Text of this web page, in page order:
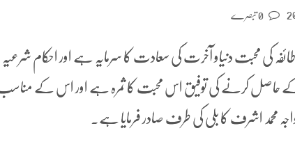
کی محبت دنیاو آخرت کی سعادت کا سرمایہ ہے اور احکام شرعیہ
کرنے کی توفیق اس محبت کا ثمرہ ہے اور اس کے مناسب بیان
محمد اشرف کا بلی کی طرف صادر فرمایا ہے۔